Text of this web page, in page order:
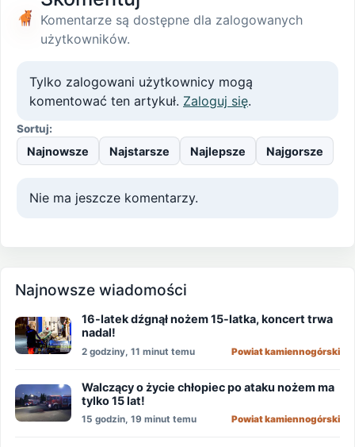
Komentarze są dostępne dla zalogowanych
użytkowników.
Tylko zalogowani użytkownicy mogą
komentować ten artykuł. Zaloguj się.
Sortuj:
Najnowsze Najstarsze Najlepsze Najgorsze
Nie ma jeszcze komentarzy.
Najnowsze wiadomości
16-latek dźgnął nożem 15-latka, koncert trwa
nadal!
2 godziny, 11 minut temu Powiat kamiennogórski
Walczący o życie chłopiec po ataku nożem ma
tylko 15 lat!
15 godzin, 19 minut temu Powiat kamiennogórski